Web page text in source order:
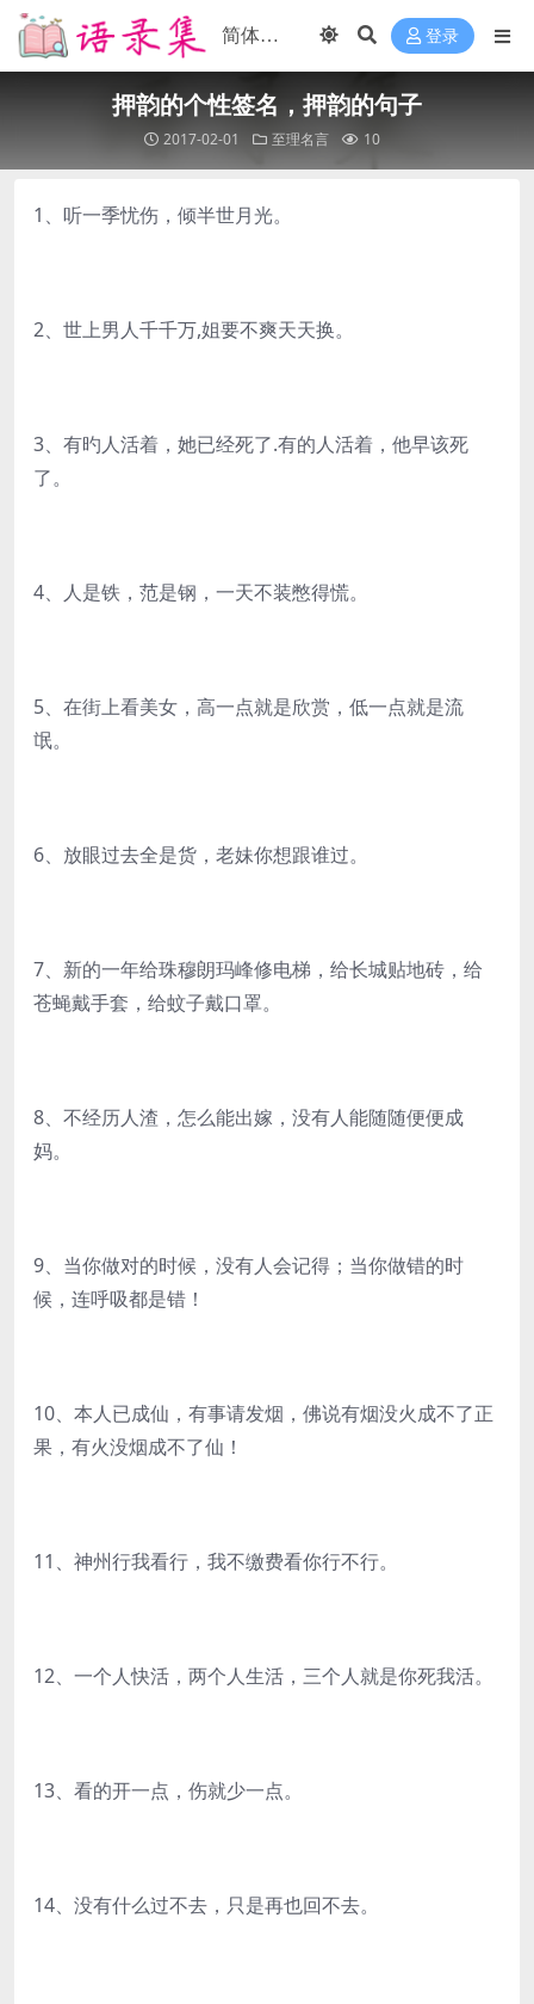
登录
押韵的个性签名，押韵的句子
2017-02-01 至理名言 10
1、听一季忧伤，倾半世月光。
2、世上男人千千万,姐要不爽天天换。
3、有旳人活着，她已经死了.有的人活着，他早该死
了。
4、人是铁，范是钢，一天不装憋得慌。
5、在街上看美女，高一点就是欣赏，低一点就是流
氓。
6、放眼过去全是货，老妹你想跟谁过。
7、新的一年给珠穆朗玛峰修电梯，给长城贴地砖，给
苍蝇戴手套，给蚊子戴口罩。
8、不经历人渣，怎么能出嫁，没有人能随随便便成
妈。
9、当你做对的时候，没有人会记得；当你做错的时
候，连呼吸都是错！
10、本人已成仙，有事请发烟，佛说有烟没火成不了正
果，有火没烟成不了仙！
11、神州行我看行，我不缴费看你行不行。
12、一个人快活，两个人生活，三个人就是你死我活。
13、看的开一点，伤就少一点。
14、没有什么过不去，只是再也回不去。